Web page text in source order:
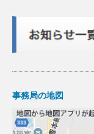
事務局の地図